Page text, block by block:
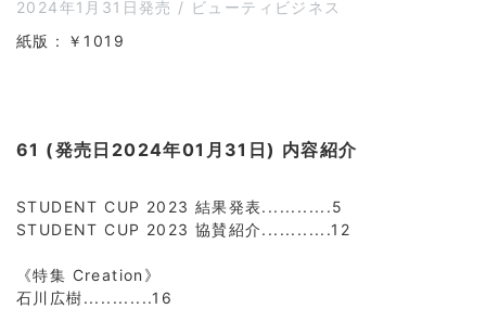
2024年1月31日発売 / ビューティビジネス
紙版 : ￥1019
61 (発売日2024年01月31日) 内容紹介
STUDENT CUP 2023 結果発表............5
STUDENT CUP 2023 協賛紹介............12
《特集 Creation》
石川広樹............16